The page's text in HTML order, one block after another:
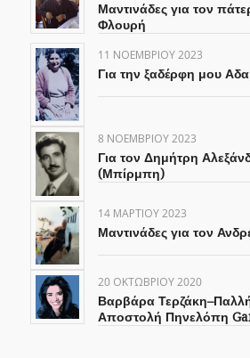
Μαντινάδες για τον
Φλουρή
11 ΝΟΕΜΒΡΊΟΥ 2023
Για την ξαδέρφη μου
8 ΝΟΕΜΒΡΊΟΥ 2023
Για τον Δημήτρη
(Μπίρμπη)
14 ΜΑΡΤΊΟΥ 2023
Μαντινάδες για τον
20 ΟΚΤΩΒΡΊΟΥ 2020
Βαρβάρα
Αποστολή Πηνελόπη